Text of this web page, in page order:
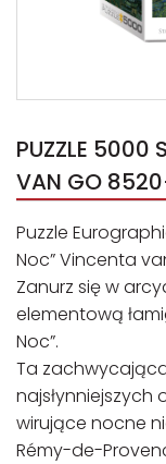
PUZZLE 5000
VAN GO
Puzzle
Noc” Vincenta
Zanurz się w
elementową
Noc”.
Ta
najsłynniejszych
wirujące nocne
Rémy-de-